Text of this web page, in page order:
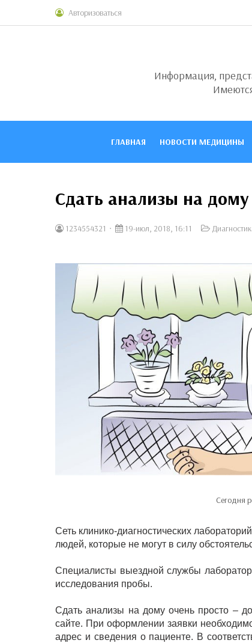
Авторизоваться
Информация,
ГЛАВНАЯ НОВОСТИ МЕДИЦИНЫ
Сдать анализы на дому
1234554321 19-июл, 2018, 16:11
Сегодня
Сеть клинико-диагностических
людей, которые не могут в силу
Специалисты выездной службы
исследования пробы.
Сдать анализы на дому очень просто –
сайте. При оформлении заявки
адрес и сведения о пациенте. В